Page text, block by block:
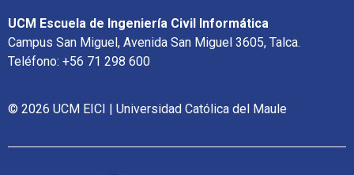
UCM Escuela de Ingeniería Civil Informática
Campus San Miguel, Avenida San Miguel 3605, Talca.
Teléfono: +56 71 298 600
© 2026 UCM EICI | Universidad Católica del Maule